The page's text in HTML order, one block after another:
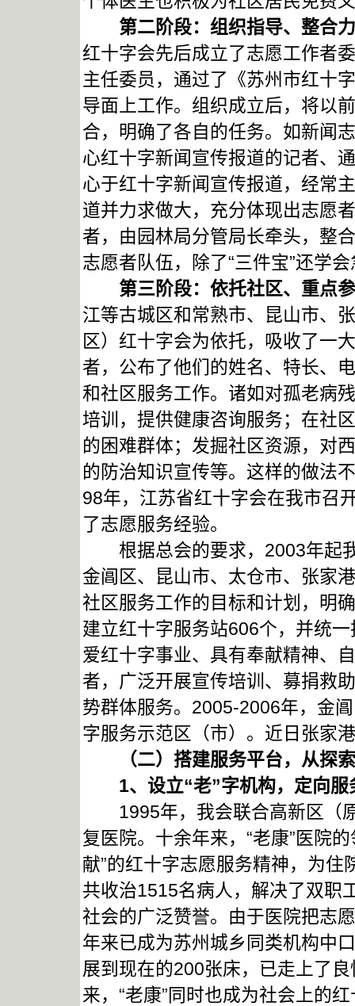
第二阶段：组织指导、整合
红十字会先后成立了志愿工作者
主任委员，通过了《苏州市红十
导面上工作。组织成立后，将以
合，明确了各自的任务。如新闻
心红十字新闻宣传报道的记者、
心于红十字新闻宣传报道，经常
道并力求做大，充分体现出志愿
者，由园林局分管局长牵头，整
志愿者队伍，除了“三件宝”还学
第三阶段：依托社区、重点
江等古城区和常熟市、昆山市、
区）红十字会为依托，吸收了一
者，公布了他们的姓名、特长、
和社区服务工作。诸如对孤老病
培训，提供健康咨询服务；在社
的困难群体；发掘社区资源，对
的防治知识宣传等。这样的做法
98年，江苏省红十字会在我市召
了志愿服务经验。
根据总会的要求，2003年起我
金阊区、昆山市、太仓市、张家
社区服务工作的目标和计划，明
建立红十字服务站606个，并统
爱红十字事业、具有奉献精神、
者，广泛开展宣传培训、募捐救
势群体服务。2005-2006年，金
字服务示范区（市）。近日张家
（二）搭建服务平台，从探索
1、设立“老”字机构，定向
1995年，我会联合高新区（原
复医院。十余年来，“老康”医院
献”的红十字志愿服务精神，为
共收治1515名病人，解决了双职
社会的广泛赞誉。由于医院把志
年来已成为苏州城乡同类机构中
展到现在的200张床，已走上了
来，“老康”同时也成为社会上的